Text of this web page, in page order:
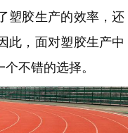
塑胶生产的效率，还
此，面对塑胶生产中
个不错的选择。